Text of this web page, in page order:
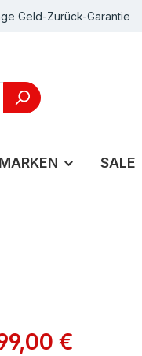
Geld-Zurück-Garantie
MARKEN SALE
€